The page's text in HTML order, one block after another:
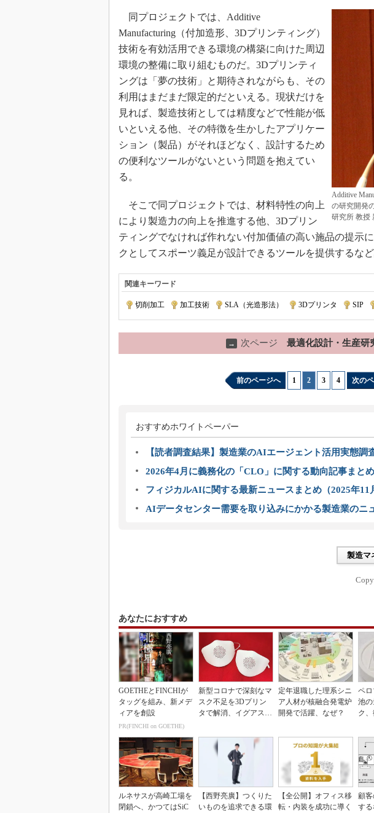
Additive
の研究開発
研究所 教授
同プロジェクトでは、Additive
Manufacturing（付加造形、3Dプリンティング）
技術を有効活用できる環境の構築に向けた周辺
環境の整備に取り組むものだ。3Dプリンティ
ングは「夢の技術」と期待されながらも、その
利用はまだまだ限定的だといえる。現状だけを
見れば、製造技術としては精度などで性能が低
いといえる他、その特徴を生かしたアプリケー
ション（製品）がそれほどなく、設計するため
の便利なツールがないという問題を抱えてい
る。
そこで同プロジェクトでは、材料特性の向上
により製造力の向上を推進する他、3Dプリン
ティングでなければ作れない付加価値の高い施品の提示
クとしてスポーツ義足が設計できるツールを提供するな
関連キーワード
切削加工 加工技術 SLA（光造形法） 3Dプリンタ SIP
→ 次ページ 最適化設計・生産研
前のページへ 1 2 3 4 次の
おすすめホワイトペーパー
【読者調査結果】製造業のAIエージェント活用実態調
2026年4月に義務化の「CLO」に関する動向記事まとめ
フィジカルAIに関する最新ニュースまとめ（2025年11
AIデータセンター需要を取り込みにかかる製造業のニ
製造マ
あなたにおすすめ
GOETHEとFINCHIが
タッグを組み、新メデ
ィアを創設
PR(FINCHI on GOETHE)
新型コロナで深刻なマ
スク不足を3Dプリン
タで解消、イグアスが
定年退職した理系シニ
ア人材が核融合発電炉
開発で活躍、なぜ？
ペ
池
ク
ルネサスが高崎工場を
閉鎖へ、かつてはSiC
【西野亮廣】つくりた
いものを追求できる環
【全公開】オフィス移
転・内装を成功に導く
顧
す